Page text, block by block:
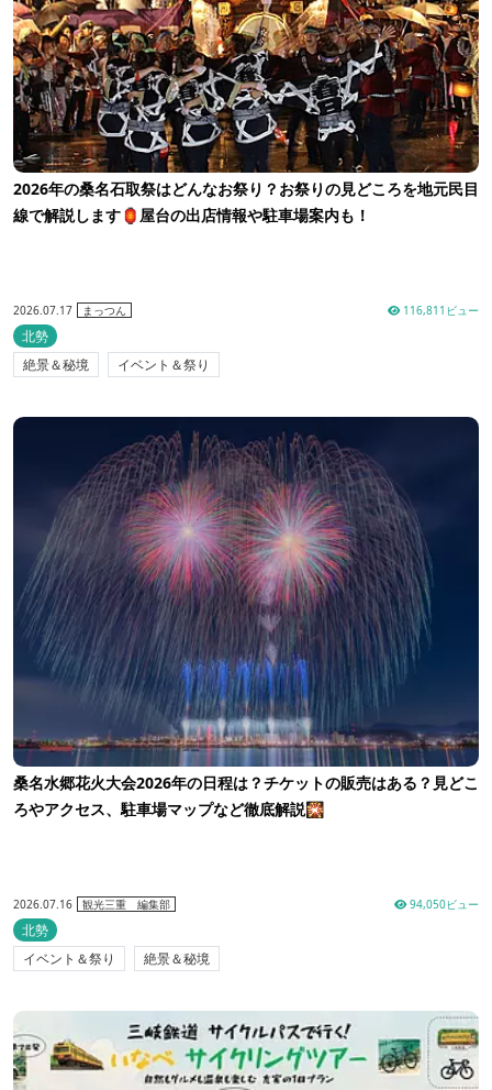
2026年の桑名石取祭はどんなお祭り？お祭りの見どころを地元民目
線で解説します🏮屋台の出店情報や駐車場案内も！
2026.07.17 まっつん 116,811ビュー
北勢
絶景＆秘境
イベント＆祭り
桑名水郷花火大会2026年の日程は？チケットの販売はある？見どこ
ろやアクセス、駐車場マップなど徹底解説🎇
2026.07.16 観光三重 編集部 94,050ビュー
北勢
イベント＆祭り
絶景＆秘境